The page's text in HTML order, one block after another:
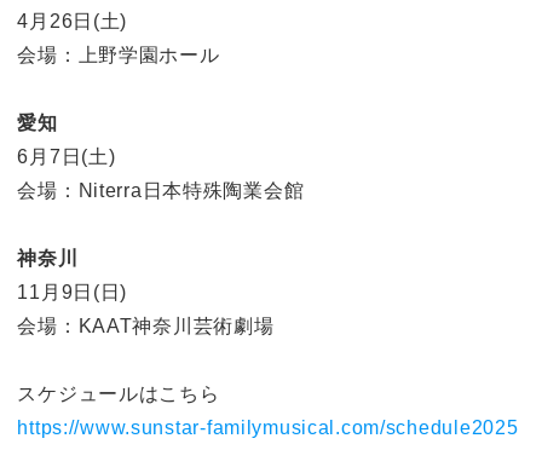
4月26日(土)
会場：上野学園ホール
愛知
6月7日(土)
会場：Niterra日本特殊陶業会館
神奈川
11月9日(日)
会場：KAAT神奈川芸術劇場
スケジュールはこちら
https://www.sunstar-familymusical.com/schedule2025